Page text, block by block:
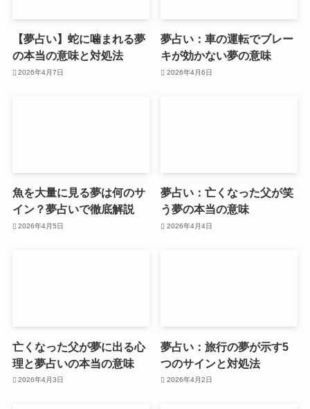
【夢占い】蛇に噛まれる夢
の本当の意味と対処法
2026年4月7日
夢占い：車の運転でブレー
キが効かない夢の意味
2026年4月6日
魚を大量に見る夢は何のサ
イン？夢占いで徹底解説
2026年4月5日
夢占い：亡くなった父が笑
う夢の本当の意味
2026年4月4日
亡くなった父が夢に出る心
理と夢占いの本当の意味
2026年4月3日
夢占い：旅行の夢が示す5
つのサインと対処法
2026年4月2日